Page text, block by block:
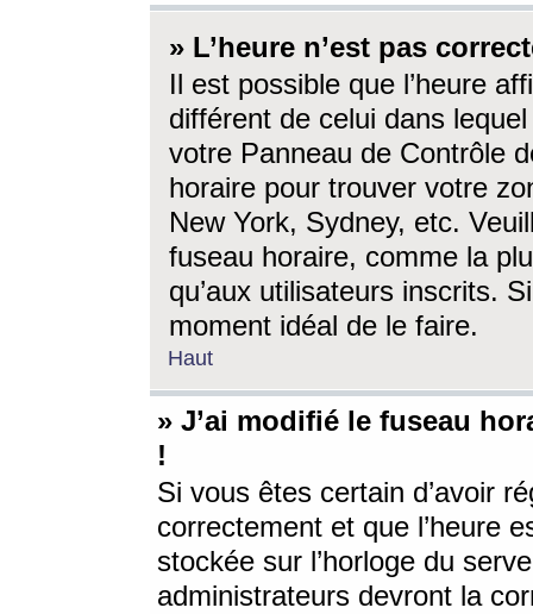
» L’heure n’est pas
Il est possible que l’heure
différent de celui dans
votre Panneau de Contrôle
horaire pour trouver votre
New York, Sydney, etc.
fuseau horaire, comme la
qu’aux utilisateurs inscrits.
moment idéal de le faire.
Haut
» J’ai modifié le fuseau
!
Si vous êtes certain d’avoir
correctement et que l’heure
stockée sur l’horloge du
administrateurs devront la